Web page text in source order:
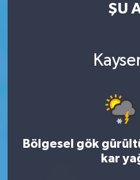
ŞU
Bölgesel gök
kar
Son Dakika Haberleri